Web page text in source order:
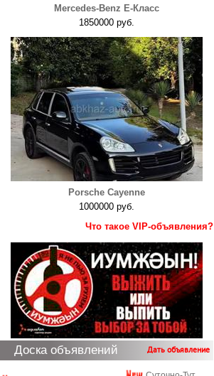
Mercedes-Benz E-Класс
1850000 руб.
Porsche Cayenne
1000000 руб.
Что такое VIP-объявления?
Доска объявлений Дать объявление